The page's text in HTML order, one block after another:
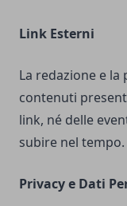
Link Esterni
La redazione e
contenuti
link, né delle
subire nel tempo.
Privacy e Dati